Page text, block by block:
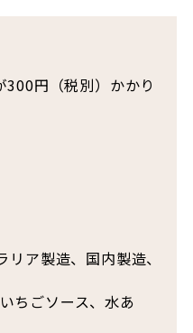
円（税別）かかり
ア製造、国内製造、
ちごソース、水あ